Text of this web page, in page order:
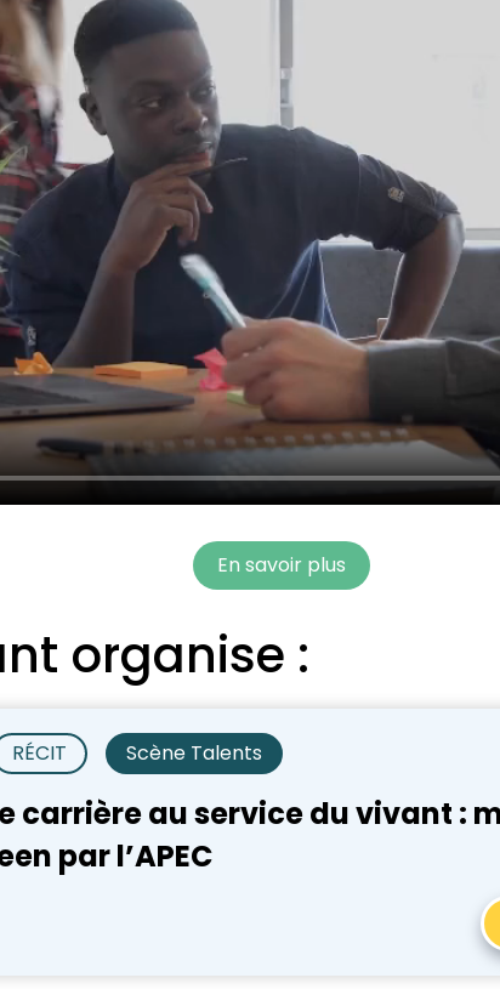
En savoir plus
organise :
RÉCIT Scène Talents
carrière au service du vivant :
par l’APEC